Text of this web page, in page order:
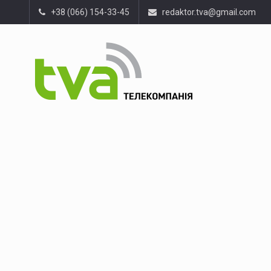
+38 (066) 154-33-45 redaktor.tva@gmail.com